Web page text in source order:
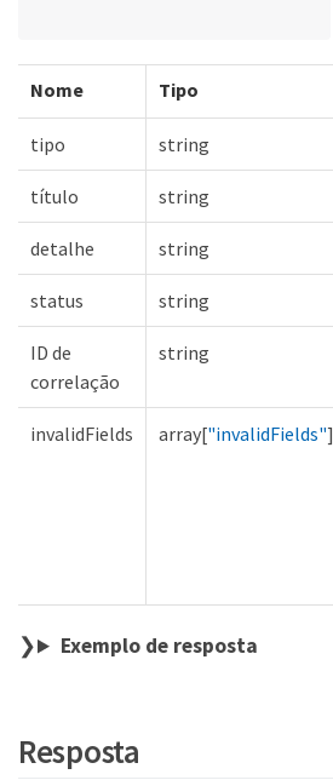
Nome Tipo
tipo string
título string
detalhe string
status string
ID de
correlação
string
invalidFields array["invalidFields"]
Exemplo de resposta
Resposta